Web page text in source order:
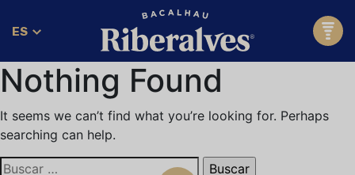
ES
Nothing Found
It seems we can’t find what you’re looking for. Perhaps
searching can help.
Buscar: